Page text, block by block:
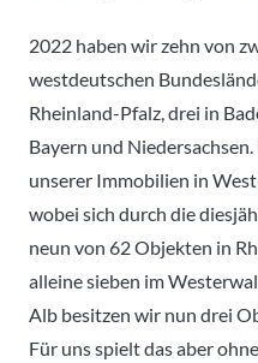
2022 haben wir zehn von
westdeutschen
Rheinland-Pfalz, drei in
Bayern und
unserer Immobilien in
wobei sich durch die
neun von 62 Objekten in
alleine sieben im
Alb besitzen wir nun drei
Für uns spielt das aber